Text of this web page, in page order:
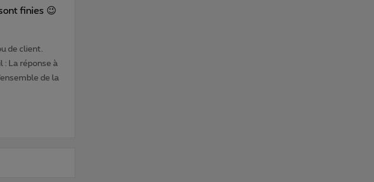
finies 😉
de client.
La réponse à
de la